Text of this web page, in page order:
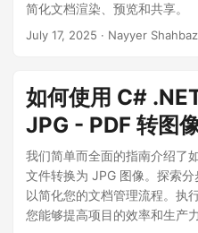
简化文档渲染、预览和共享。
July 17, 2025 · Nayyer
如何使用 C#
JPG - PDF 转图
我们简单而全面的指南介绍了
文件转换为 JPG 图像。探索
以简化您的文档管理流程。执
您能够提高项目的效率和生产力